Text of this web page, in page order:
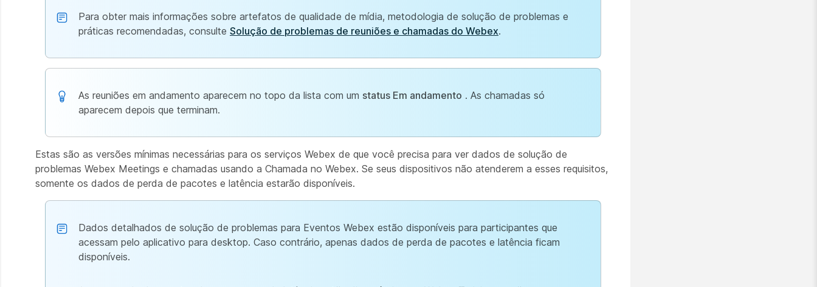
Para obter mais informações sobre artefatos de qualidade de mídia, metodologia de solução de problemas e
práticas recomendadas, consulte Solução de problemas de reuniões e chamadas do Webex.
As reuniões em andamento aparecem no topo da lista com um status Em andamento . As chamadas só
aparecem depois que terminam.
Estas são as versões mínimas necessárias para os serviços Webex de que você precisa para ver dados de solução de
problemas Webex Meetings e chamadas usando a Chamada no Webex. Se seus dispositivos não atenderem a esses requisitos,
somente os dados de perda de pacotes e latência estarão disponíveis.
Dados detalhados de solução de problemas para Eventos Webex estão disponíveis para participantes que
acessam pelo aplicativo para desktop. Caso contrário, apenas dados de perda de pacotes e latência ficam
disponíveis.